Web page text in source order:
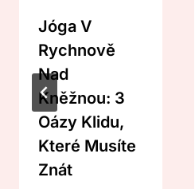
Jóga V
Rychnově
Nad
Kněžnou: 3
Oázy Klidu,
Které Musíte
Znát